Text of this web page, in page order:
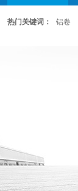
热门关键词： 铝卷